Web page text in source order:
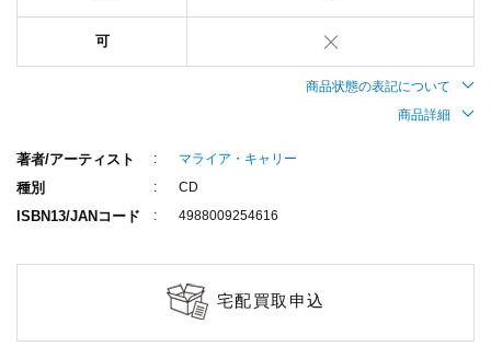
可
商品状態の表記について
商品詳細
著者/アーティスト マライア・キャリー
種別 CD
ISBN13/JANコード 4988009254616
宅配買取申込